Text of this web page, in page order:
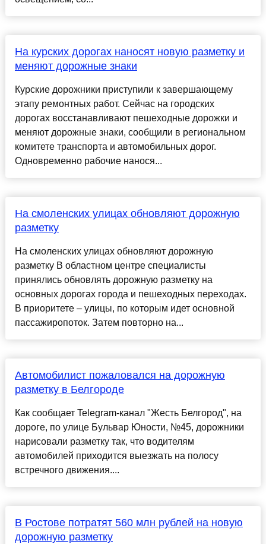
На курских дорогах наносят новую разметку и
меняют дорожные знаки
Курские дорожники приступили к завершающему
этапу ремонтных работ. Сейчас на городских
дорогах восстанавливают пешеходные дорожки и
меняют дорожные знаки, сообщили в региональном
комитете транспорта и автомобильных дорог.
Одновременно рабочие нанося...
На смоленских улицах обновляют дорожную
разметку
На смоленских улицах обновляют дорожную
разметку В областном центре специалисты
принялись обновлять дорожную разметку на
основных дорогах города и пешеходных переходах.
В приоритете – улицы, по которым идет основной
пассажиропоток. Затем повторно на...
Автомобилист пожаловался на дорожную
разметку в Белгороде
Как сообщает Telegram-канал "Жесть Белгород", на
дороге, по улице Бульвар Юности, №45, дорожники
нарисовали разметку так, что водителям
автомобилей приходится выезжать на полосу
встречного движения....
В Ростове потратят 560 млн рублей на новую
дорожную разметку